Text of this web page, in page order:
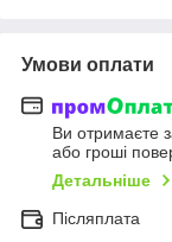
Умови оплати
Ви отримаєте
або гроші
Детальніше
Післяплата